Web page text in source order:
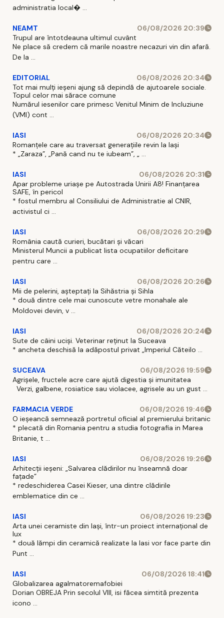
administratia local� ...
NEAMT
06/08/2026 20:39
Trupul are întotdeauna ultimul cuvânt
Ne place să credem că marile noastre necazuri vin din afară.
De la ...
EDITORIAL
06/08/2026 20:34
Tot mai mulți ieșeni ajung să depindă de ajutoarele sociale.
Topul celor mai sărace comune
Numărul iesenilor care primesc Venitul Minim de Incluziune
(VMI) cont ...
IASI
06/08/2026 20:34
Romanțele care au traversat generațiile revin la Iași
* „Zaraza”, „Pană cand nu te iubeam”, „ ...
IASI
06/08/2026 20:31
Apar probleme uriașe pe Autostrada Unirii A8! Finanțarea
SAFE, în pericol
* fostul membru al Consiliului de Administratie al CNIR,
activistul ci ...
IASI
06/08/2026 20:29
România caută curieri, bucătari și văcari
Ministerul Muncii a publicat lista ocupatiilor deficitare
pentru care ...
IASI
06/08/2026 20:26
Mii de pelerini, așteptați la Sihăstria și Sihla
* două dintre cele mai cunoscute vetre monahale ale
Moldovei devin, v ...
IASI
06/08/2026 20:24
Sute de câini uciși. Veterinar reținut la Suceava
* ancheta deschisă la adăpostul privat „Imperiul Căteilo ...
SUCEAVA
06/08/2026 19:59
Agrișele, fructele acre care ajută digestia și imunitatea
Verzi, galbene, rosiatice sau violacee, agrisele au un gust ...
FARMACIA VERDE
06/08/2026 19:46
O ieșeancă semnează portretul oficial al premierului britanic
* plecată din Romania pentru a studia fotografia in Marea
Britanie, t ...
IASI
06/08/2026 19:26
Arhitecții ieșeni: „Salvarea clădirilor nu înseamnă doar
fațade”
* redeschiderea Casei Kieser, una dintre clădirile
emblematice din ce ...
IASI
06/08/2026 19:23
Arta unei ceramiste din Iași, într-un proiect internațional de
lux
* două lămpi din ceramică realizate la Iasi vor face parte din
Punt ...
IASI
06/08/2026 18:41
Globalizarea agalmatoremafobiei
Dorian OBREJA Prin secolul VIII, isi făcea simtită prezenta
icono ...